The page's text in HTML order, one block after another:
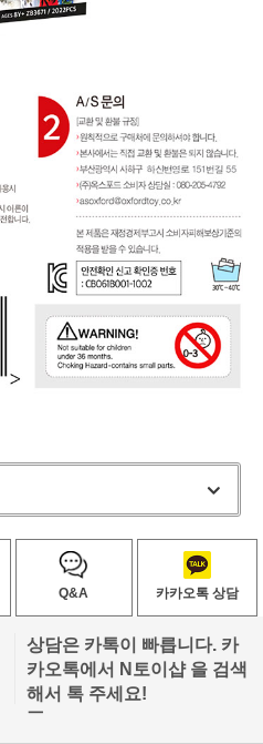
Q&A 카카오톡 상담
상담은 카톡이 빠릅니다. 카
카오톡에서 N토이샵 을 검색
해서 톡 주세요!
ㅡ